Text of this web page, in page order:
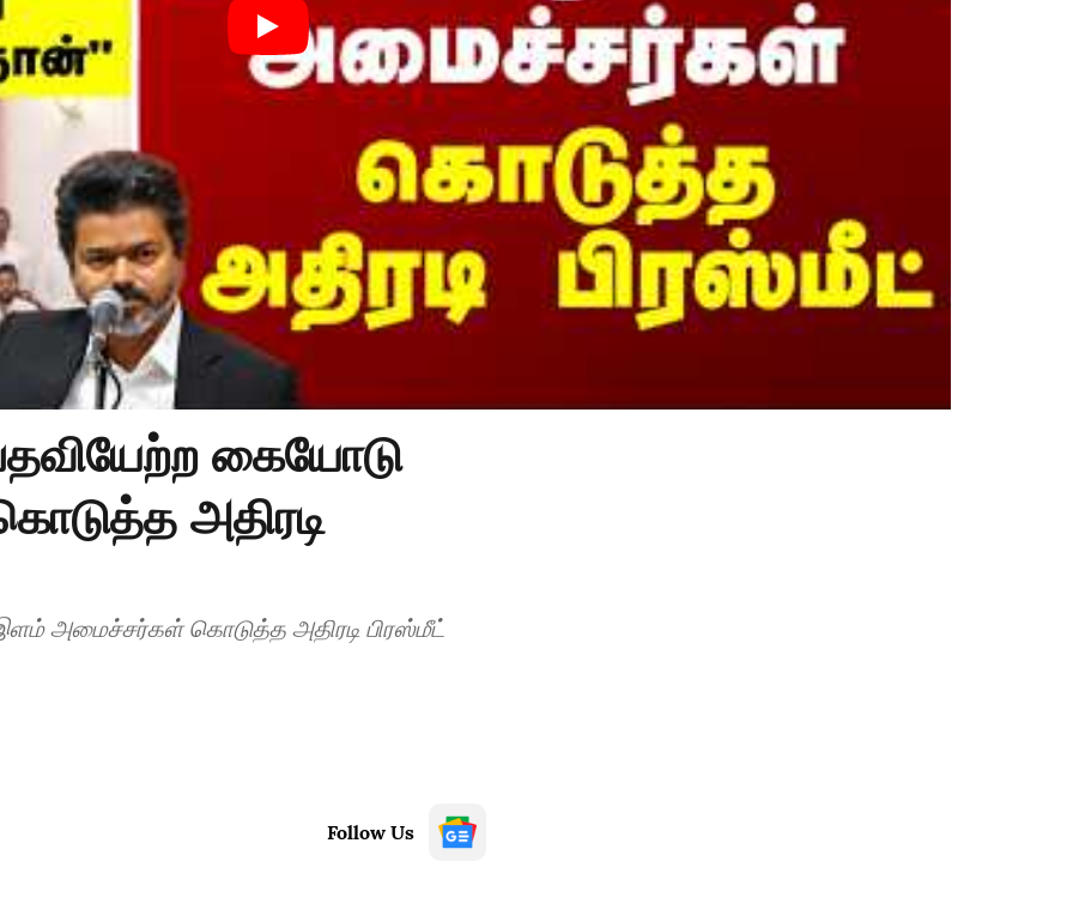
கையோடு
அதிரடி
அமைச்சர்கள் கொடுத்த அதிரடி பிரஸ்மீட்
Follow Us